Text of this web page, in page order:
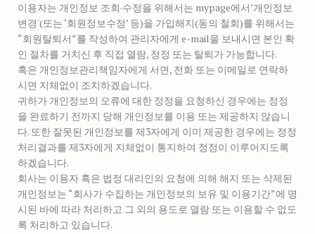
이용자는 개인정보 조회·수정을 위해서는 mypage에서’개인정보
변경'(또는 ‘회원정보수정’ 등)을 가입해지(동의 철회)를 위해서는
“회원탈퇴서”를 작성하여 관리자에게 e-mail을 보내시면 본인 확
인 절차를 거치신 후 직접 열람, 정정 또는 탈퇴가 가능합니다.
혹은 개인정보관리책임자에게 서면, 전화 또는 이메일로 연락하
시면 지체없이 조치하겠습니다.
귀하가 개인정보의 오류에 대한 정정을 요청하신 경우에는 정정
을 완료하기 전까지 당해 개인정보를 이용 또는 제공하지 않습니
다. 또한 잘못된 개인정보를 제3자에게 이미 제공한 경우에는 정정
처리결과를 제3자에게 지체없이 통지하여 정정이 이루어지도록
하겠습니다.
회사는 이용자 혹은 법정 대리인의 요청에 의해 해지 또는 삭제된
개인정보는 “회사가 수집하는 개인정보의 보유 및 이용기간”에 명
시된 바에 따라 처리하고 그 외의 용도로 열람 또는 이용할 수 없도
록 처리하고 있습니다.